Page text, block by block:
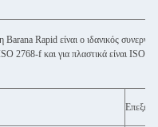
Rapid είναι ο ιδανικός
2768-f και για πλαστικά είναι ISO